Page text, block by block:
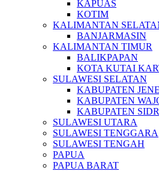
KAPUAS
KOTIM
KALIMANTAN
BANJARMASIN
KALIMANTAN TIMUR
BALIKPAPAN
KOTA KUTAI
SULAWESI SELATAN
KABUPATEN
KABUPATEN
KABUPATEN
SULAWESI UTARA
SULAWESI TENGGARA
SULAWESI TENGAH
PAPUA
PAPUA BARAT